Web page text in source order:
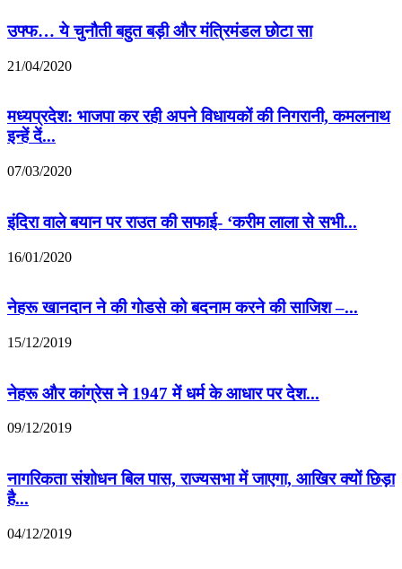
उफ्फ… ये चुनौती बहुत बड़ी और मंत्रिमंडल छोटा सा
21/04/2020
मध्यप्रदेश: भाजपा कर रही अपने विधायकों की निगरानी, कमलनाथ
इन्हें दें...
07/03/2020
इंदिरा वाले बयान पर राउत की सफाई- ‘करीम लाला से सभी...
16/01/2020
नेहरू खानदान ने की गोडसे को बदनाम करने की साजिश –...
15/12/2019
नेहरू और कांग्रेस ने 1947 में धर्म के आधार पर देश...
09/12/2019
नागरिकता संशोधन बिल पास, राज्यसभा में जाएगा, आखिर क्यों छिड़ा
है...
04/12/2019